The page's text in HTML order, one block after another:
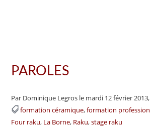
PAROLES
Par Dominique Legros le mardi 12 février
formation céramique formation
Four raku La Borne Raku stage raku